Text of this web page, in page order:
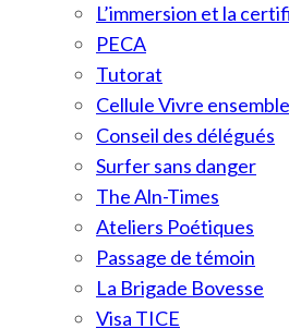
L’immersion et la
PECA
Tutorat
Cellule Vivre ensemble
Conseil des délégués
Surfer sans danger
The Aln-Times
Ateliers Poétiques
Passage de témoin
La Brigade Bovesse
Visa TICE